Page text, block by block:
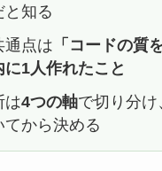
と知る
通点は 「コードの質
に1人作れたこと
は4つの軸で切り分け
から決める